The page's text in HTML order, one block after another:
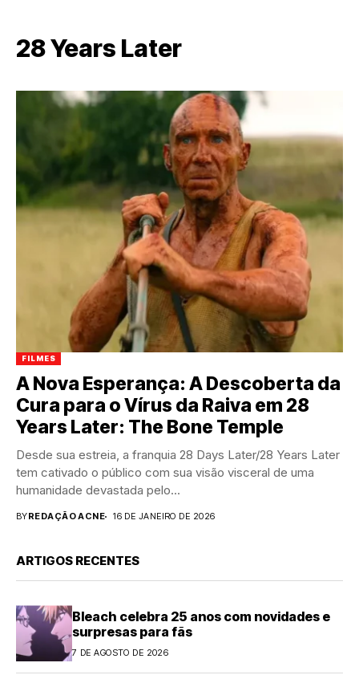
28 Years Later
FILMES
A Nova Esperança: A Descoberta da
Cura para o Vírus da Raiva em 28
Years Later: The Bone Temple
Desde sua estreia, a franquia 28 Days Later/28 Years Later
tem cativado o público com sua visão visceral de uma
humanidade devastada pelo...
BYREDAÇÃO ACNE 16 DE JANEIRO DE 2026
ARTIGOS RECENTES
Bleach celebra 25 anos com novidades e
surpresas para fãs
7 DE AGOSTO DE 2026